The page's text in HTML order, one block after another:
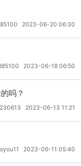
2023-06-20 06:30
2023-06-18 06:50
吗？
2023-06-13 11:21
2023-06-11 05:40